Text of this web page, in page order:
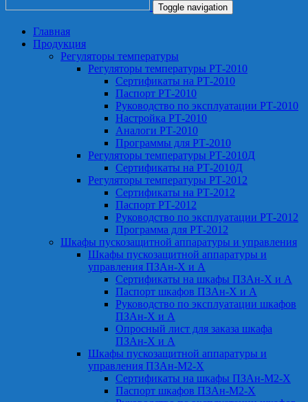
Toggle navigation
Главная
Продукция
Регуляторы температуры
Регуляторы температуры РТ-2010
Сертификаты на РТ-2010
Паспорт РТ-2010
Руководство по эксплуатации РТ-2010
Настройка РТ-2010
Аналоги РТ-2010
Программы для РТ-2010
Регуляторы температуры РТ-2010Д
Сертификаты на РТ-2010Д
Регуляторы температуры РТ-2012
Сертификаты на РТ-2012
Паспорт РТ-2012
Руководство по эксплуатации РТ-2012
Программа для РТ-2012
Шкафы пускозащитной аппаратуры и управления
Шкафы пускозащитной аппаратуры и
управления ПЗАн-Х и А
Сертификаты на шкафы ПЗАн-Х и А
Паспорт шкафов ПЗАн-Х и А
Руководство по эксплуатации шкафов
ПЗАн-Х и А
Опросный лист для заказа шкафа
ПЗАн-Х и А
Шкафы пускозащитной аппаратуры и
управления ПЗАн-М2-Х
Сертификаты на шкафы ПЗАн-М2-Х
Паспорт шкафов ПЗАн-М2-Х